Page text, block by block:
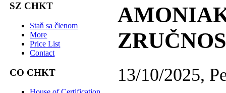
SZ CHKT
Staň sa členom
More
Price List
Contact
CO CHKT 13/10/2025,